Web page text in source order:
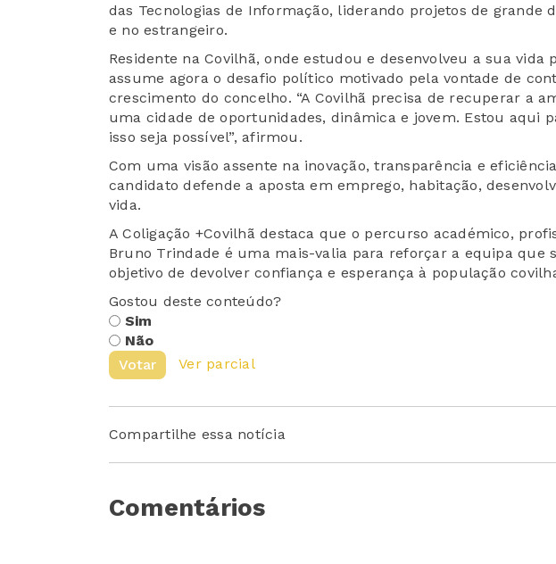
das Tecnologias de Informação, liderando projetos de grande
e no estrangeiro.
Residente na Covilhã, onde estudou e desenvolveu a sua vida
assume agora o desafio político motivado pela vontade de
crescimento do concelho. “A Covilhã precisa de recuperar a
uma cidade de oportunidades, dinâmica e jovem. Estou aqui
isso seja possível”, afirmou.
Com uma visão assente na inovação, transparência e
candidato defende a aposta em emprego, habitação,
vida.
A Coligação +Covilhã destaca que o percurso académico,
Bruno Trindade é uma mais-valia para reforçar a equipa que
objetivo de devolver confiança e esperança à população
Gostou deste conteúdo?
Sim
Não
Votar
Ver parcial
Compartilhe essa notícia
Comentários